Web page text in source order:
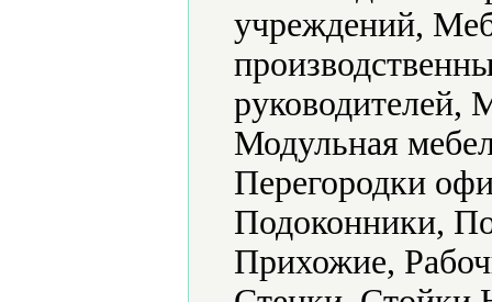
учреждений,
руководителей,
Модульная
Перегородки
Подоконники,
Прихожие,